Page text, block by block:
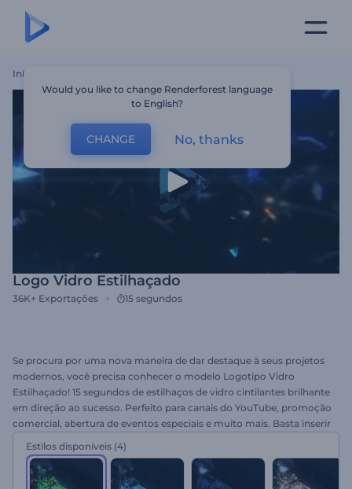
Início
Logo Vidro Estilhaçado
36K+ Exportações 15 segundos
Se procura por uma nova maneira de dar destaque à seus projetos
modernos, você precisa conhecer o modelo Logotipo Vidro
Estilhaçado! 15 segundos de estilhaços de vidro cintilantes brilhante
em direção ao sucesso. Perfeito para canais do YouTube, promoção
comercial, abertura de eventos especiais e muito mais. Basta inserir
Experimente grátis!
Estilos disponíveis (4)
Would you like to change Renderforest language
to English?
CHANGE No, thanks